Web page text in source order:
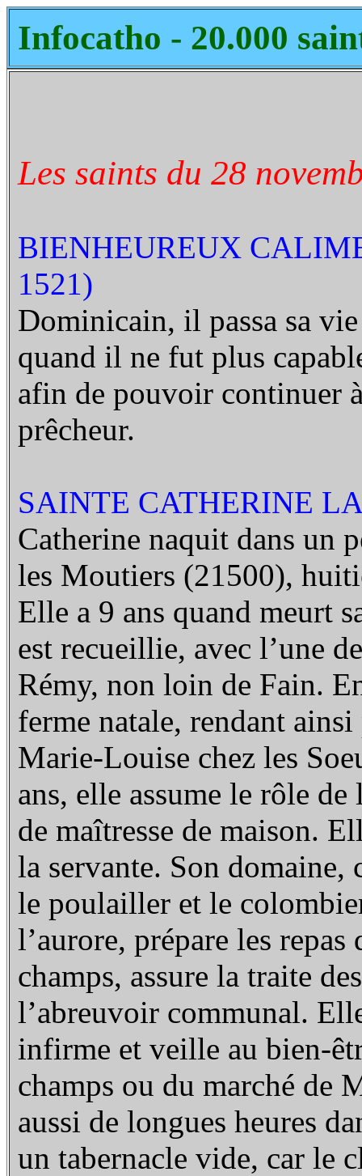
Infocatho - 20.000
Les saints du 28
BIENHEUREUX
1521)
Dominicain, il passa sa
quand il ne fut plus
afin de pouvoir continuer
prêcheur.
SAINTE CATHERINE
Catherine naquit dans un
les Moutiers (21500),
Elle a 9 ans quand meurt
est recueillie, avec l’une
Rémy, non loin de Fain.
ferme natale, rendant
Marie-Louise chez les
ans, elle assume le rôle
de maîtresse de maison.
la servante. Son domaine,
le poulailler et le
l’aurore, prépare les
champs, assure la traite
l’abreuvoir communal.
infirme et veille au bien-
champs ou du marché de
aussi de longues heures
un tabernacle vide, car le